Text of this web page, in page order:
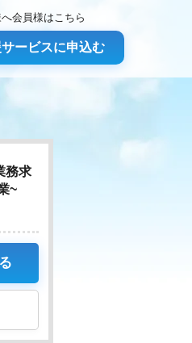
会員様はこちら
ービスに申込む
務求
~